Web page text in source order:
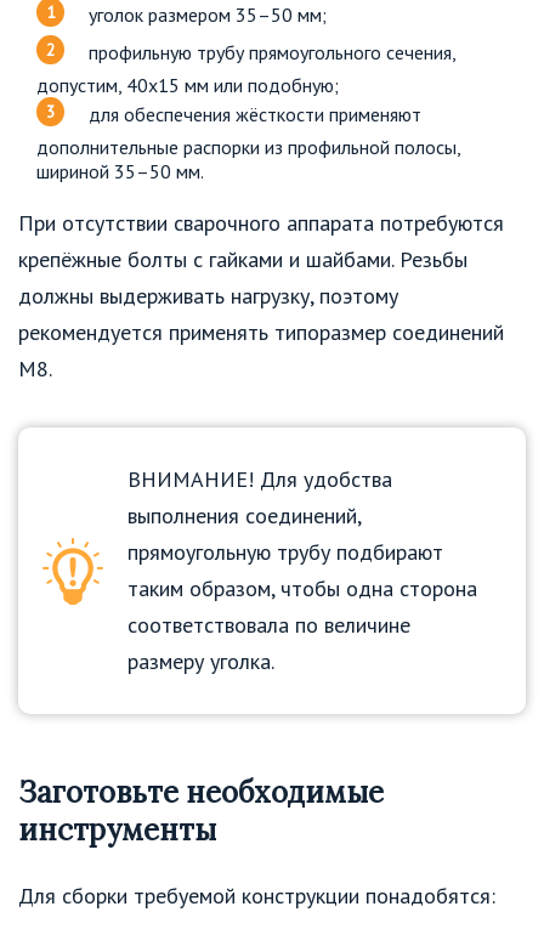
уголок размером 35–50 мм;
профильную трубу прямоугольного сечения,
допустим, 40х15 мм или подобную;
для обеспечения жёсткости применяют
дополнительные распорки из профильной полосы,
шириной 35–50 мм.
При отсутствии сварочного аппарата потребуются
крепёжные болты с гайками и шайбами. Резьбы
должны выдерживать нагрузку, поэтому
рекомендуется применять типоразмер соединений
М8.
ВНИМАНИЕ! Для удобства
выполнения соединений,
прямоугольную трубу подбирают
таким образом, чтобы одна сторона
соответствовала по величине
размеру уголка.
Заготовьте необходимые
инструменты
Для сборки требуемой конструкции понадобятся: